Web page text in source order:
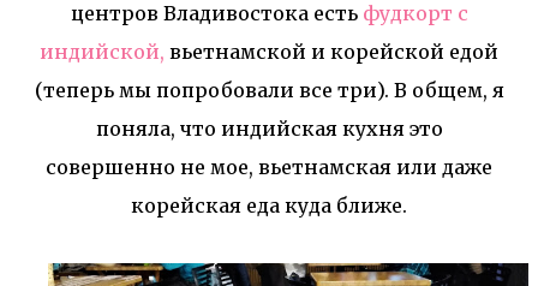
центров Владивостока есть фудкорт с
индийской, вьетнамской и корейской едой
(теперь мы попробовали все три). В общем, я
поняла, что индийская кухня это
совершенно не мое, вьетнамская или даже
корейская еда куда ближе.